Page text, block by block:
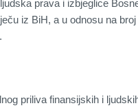
prava i izbjeglice
iz BiH, a u odnosu na
priliva finansijskih i